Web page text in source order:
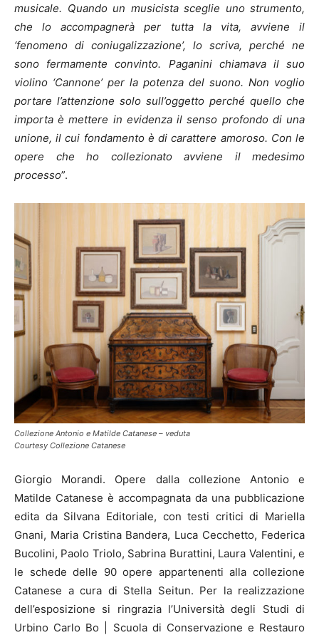
musicale. Quando un musicista sceglie uno strumento,
che lo accompagnerà per tutta la vita, avviene il
‘fenomeno di coniugalizzazione’, lo scriva, perché ne
sono fermamente convinto. Paganini chiamava il suo
violino ‘Cannone’ per la potenza del suono. Non voglio
portare l’attenzione solo sull’oggetto perché quello che
importa è mettere in evidenza il senso profondo di una
unione, il cui fondamento è di carattere amoroso. Con le
opere che ho collezionato avviene il medesimo
processo”.
Collezione Antonio e Matilde Catanese – veduta
Courtesy Collezione Catanese
Giorgio Morandi. Opere dalla collezione Antonio e
Matilde Catanese è accompagnata da una pubblicazione
edita da Silvana Editoriale, con testi critici di Mariella
Gnani, Maria Cristina Bandera, Luca Cecchetto, Federica
Bucolini, Paolo Triolo, Sabrina Burattini, Laura Valentini, e
le schede delle 90 opere appartenenti alla collezione
Catanese a cura di Stella Seitun. Per la realizzazione
dell’esposizione si ringrazia l’Università degli Studi di
Urbino Carlo Bo | Scuola di Conservazione e Restauro